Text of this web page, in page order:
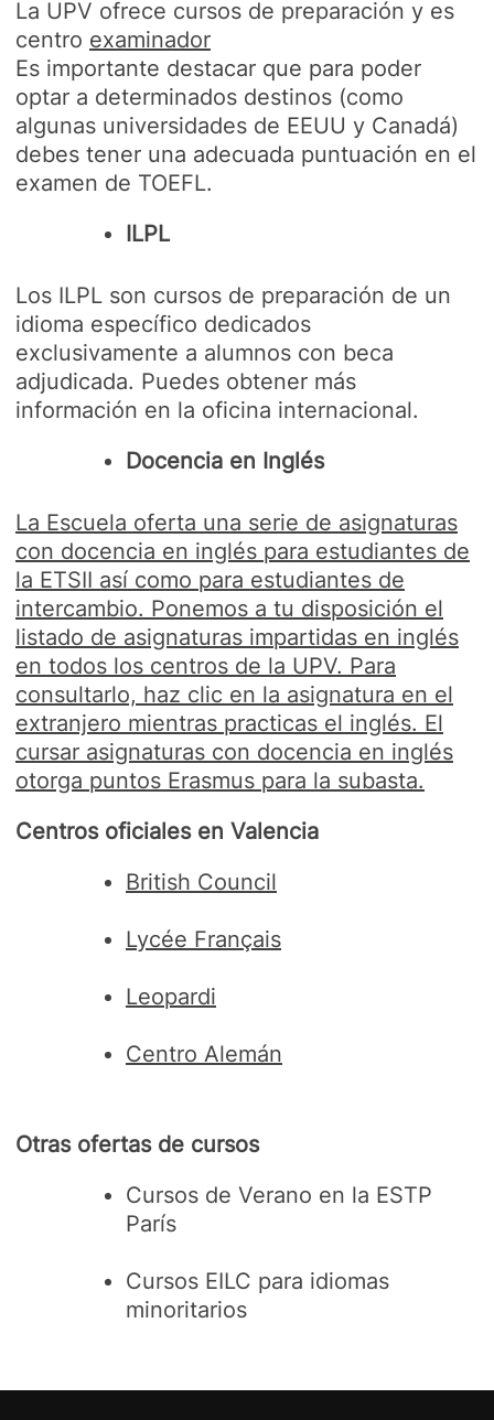
La UPV ofrece cursos de preparación y es
centro examinador
Es importante destacar que para poder
optar a determinados destinos (como
algunas universidades de EEUU y Canadá)
debes tener una adecuada puntuación en el
examen de TOEFL.
ILPL
Los ILPL son cursos de preparación de un
idioma específico dedicados
exclusivamente a alumnos con beca
adjudicada. Puedes obtener más
información en la oficina internacional.
Docencia en Inglés
La Escuela oferta una serie de asignaturas
con docencia en inglés para estudiantes de
la ETSII así como para estudiantes de
intercambio. Ponemos a tu disposición el
listado de asignaturas impartidas en inglés
en todos los centros de la UPV. Para
consultarlo, haz clic en la asignatura en el
extranjero mientras practicas el inglés. El
cursar asignaturas con docencia en inglés
otorga puntos Erasmus para la subasta.
Centros oficiales en Valencia
British Council
Lycée Français
Leopardi
Centro Alemán
Otras ofertas de cursos
Cursos de Verano en la ESTP
París
Cursos EILC para idiomas
minoritarios